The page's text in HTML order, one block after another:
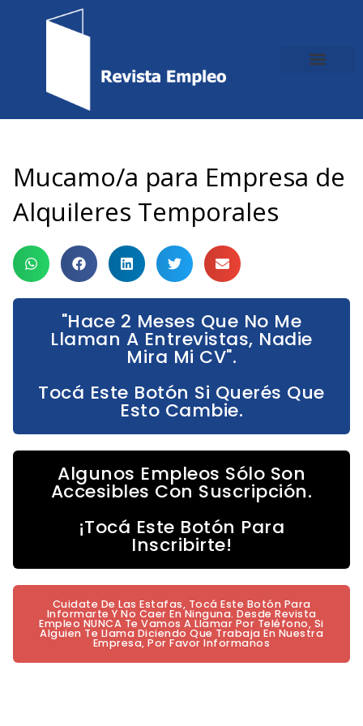
Mucamo/a para Empresa de
Alquileres Temporales
"Hace 2 Meses Que No Me
Llaman A Entrevistas, Nadie
Mira Mi CV".
Tocá Este Botón Si Querés Que
Esto Cambie.
Algunos Empleos Sólo Son
Accesibles Con Suscripción.
¡Tocá Este Botón Para
Inscribirte!
Cuidate De Las Estafas, Tocá Este Botón Para
Informarte Y No Caer En Ninguna. Desde Revista
Empleo NUNCA Te Vamos A Llamar Por Teléfono, Si
Alguien Te Llama Diciendo Que Trabaja En Nuestra
Empresa, Por Favor Informanos